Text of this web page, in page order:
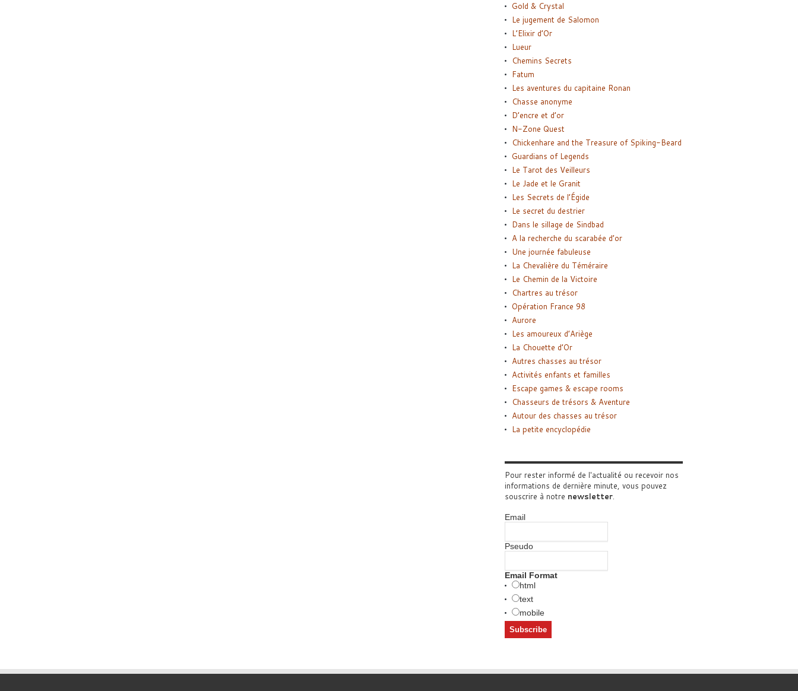
Gold & Crystal
Le jugement de Salomon
L’Elixir d’Or
Lueur
Chemins Secrets
Fatum
Les aventures du capitaine Ronan
Chasse anonyme
D’encre et d’or
N-Zone Quest
Chickenhare and the Treasure of Spiking-Beard
Guardians of Legends
Le Tarot des Veilleurs
Le Jade et le Granit
Les Secrets de l’Égide
Le secret du destrier
Dans le sillage de Sindbad
A la recherche du scarabée d’or
Une journée fabuleuse
La Chevalière du Téméraire
Le Chemin de la Victoire
Chartres au trésor
Opération France 98
Aurore
Les amoureux d’Ariège
La Chouette d’Or
Autres chasses au trésor
Activités enfants et familles
Escape games & escape rooms
Chasseurs de trésors & Aventure
Autour des chasses au trésor
La petite encyclopédie
Pour rester informé de l'actualité ou recevoir nos
informations de dernière minute, vous pouvez
souscrire à notre newsletter.
Email
Pseudo
Email Format
html
text
mobile